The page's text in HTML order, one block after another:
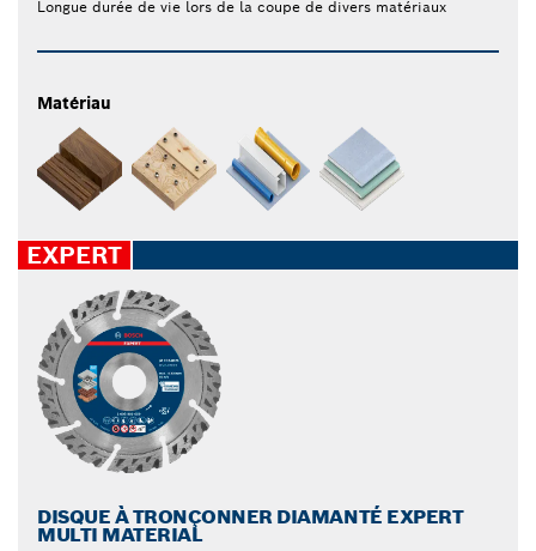
Longue durée de vie lors de la coupe de divers matériaux
Matériau
EXPERT
DISQUE À TRONÇONNER DIAMANTÉ EXPERT
MULTI MATERIAL